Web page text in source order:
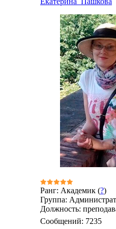
Ранг: Академик (?)
Группа:
Должность:
Сообщений: 7235